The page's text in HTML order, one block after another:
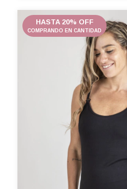
HASTA 20% OFF
COMPRANDO EN CANTIDAD